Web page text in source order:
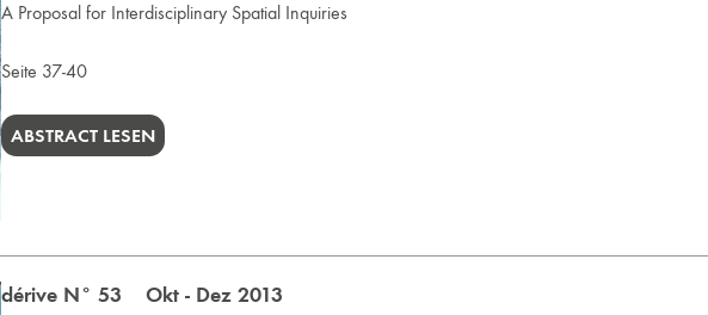
A Proposal for Interdisciplinary Spatial Inquiries
Seite 37-40
ABSTRACT LESEN
dérive N° 53 Okt - Dez 2013